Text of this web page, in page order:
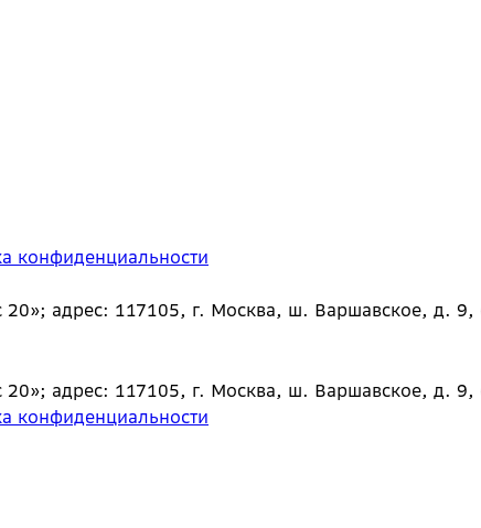
конфиденциальности
адрес: 117105, г. Москва, ш. Варшавское, д.
адрес: 117105, г. Москва, ш. Варшавское, д.
конфиденциальности